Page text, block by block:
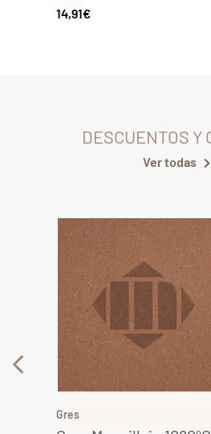
14,91€
DESCUENTOS Y
Ver todas
Gres